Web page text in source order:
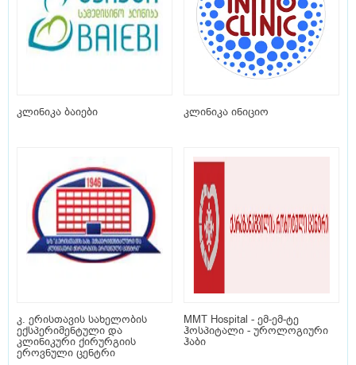
კლინიკა ბაიები კლინიკა ინიციო
კ. ერისთავის სახელობის
ექსპერიმენტული და
კლინიკური ქირურგიის
ეროვნული ცენტრი
MMT Hospital - ემ-ემ-ტე
ჰოსპიტალი - უროლოგიური
ჰაბი